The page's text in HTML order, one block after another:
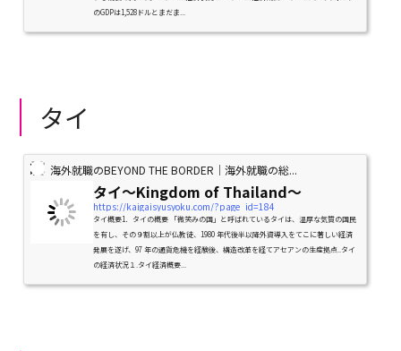
のGDPは1,528ドルとまだま...
タイ
海外就職のBEYOND THE BORDER｜海外就職の総...
タイ〜Kingdom of Thailand〜
https://kaigaisyusyoku.com/?page_id=184
タイ概要1．タイの概要 「微笑みの国」と呼ばれているタイは、温厚な気質の国民
を有し、その９割以上が仏教徒、1980 年代後半以降外資導入をてこに著しい経済
発展を遂げ、97 年の通貨危機を経験後、構造改革を経てアセアンの生産拠点..タイ
の経済状況１.タイ経済概要...